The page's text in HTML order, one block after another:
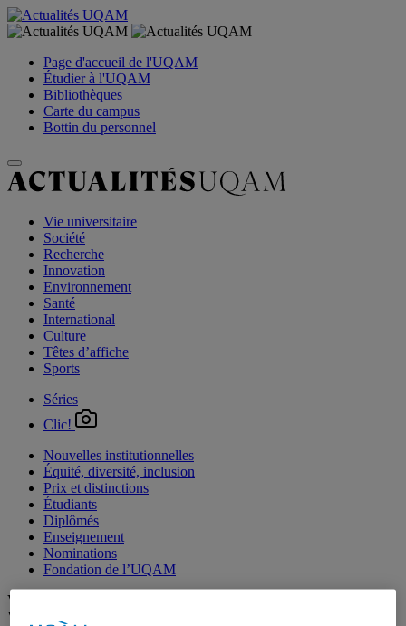
Page d'accueil de l'UQAM
Étudier à l'UQAM
Bibliothèques
Carte du campus
Bottin du personnel
Vie universitaire
Société
Recherche
Innovation
Environnement
Santé
International
Culture
Têtes d’affiche
Sports
Séries
Clic!
Nouvelles institutionnelles
Équité, diversité, inclusion
Prix et distinctions
Étudiants
Diplômés
Enseignement
Nominations
Fondation de l’UQAM
Voir plus
Voir moins